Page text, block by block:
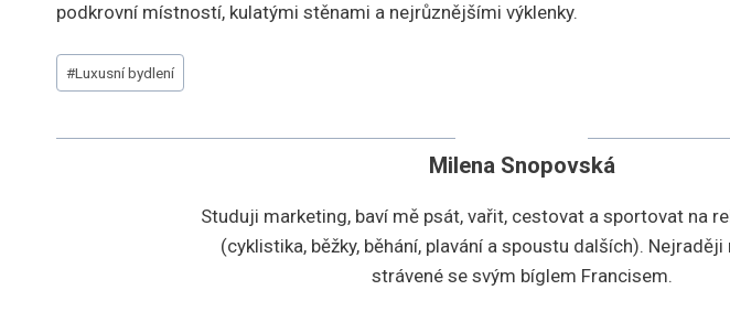
podkrovní místností, kulatými stěnami a nejrůznějšími výklenky.
Štítky
příspěvků:
#Luxusní bydlení
Milena Snopovská
Studuji marketing, baví mě psát, vařit, cestovat a sportovat na
(cyklistika, běžky, běhání, plavání a spoustu dalších).
strávené se svým bíglem Francisem.